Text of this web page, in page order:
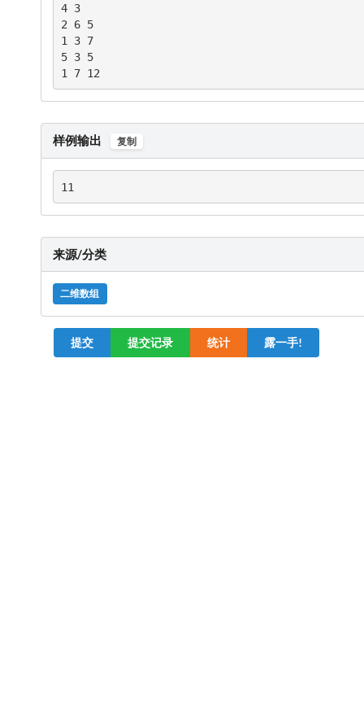
4 3
2 6 5
1 3 7
5 3 5
1 7 12
样例输出 复制
11
来源/分类
二维数组
提交 提交记录 统计 露一手!